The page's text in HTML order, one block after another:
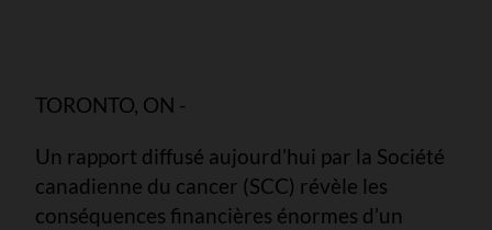
TORONTO, ON -
Un rapport diffusé aujourd’hui par la Société
canadienne du cancer (SCC) révèle les
conséquences financières énormes d’un